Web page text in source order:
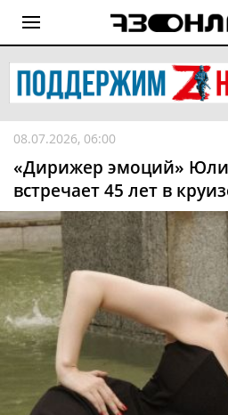
08.07.2026, 06:00
«Дирижер эмоций»
встречает 45 лет в